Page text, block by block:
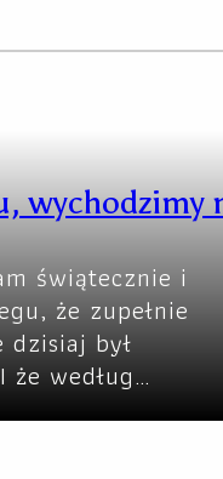
wychodzimy
świątecznie i
że zupełnie
dzisiaj był
że według…